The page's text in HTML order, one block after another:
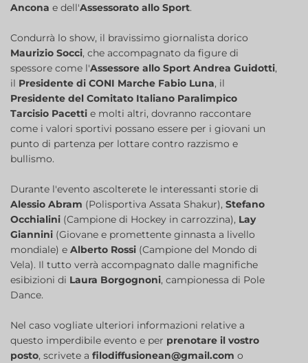
Ancona e dell'Assessorato allo Sport.
Condurrà lo show, il bravissimo giornalista dorico
Maurizio Socci, che accompagnato da figure di
spessore come l'Assessore allo Sport Andrea Guidotti,
il Presidente di CONI Marche Fabio Luna, il
Presidente del Comitato Italiano Paralimpico
Tarcisio Pacetti e molti altri, dovranno raccontare
come i valori sportivi possano essere per i giovani un
punto di partenza per lottare contro razzismo e
bullismo.
Durante l'evento ascolterete le interessanti storie di
Alessio Abram (Polisportiva Assata Shakur), Stefano
Occhialini (Campione di Hockey in carrozzina), Lay
Giannini (Giovane e promettente ginnasta a livello
mondiale) e Alberto Rossi (Campione del Mondo di
Vela). Il tutto verrà accompagnato dalle magnifiche
esibizioni di Laura Borgognoni, campionessa di Pole
Dance.
Nel caso vogliate ulteriori informazioni relative a
questo imperdibile evento e per prenotare il vostro
posto, scrivete a filodiffusionean@gmail.com o